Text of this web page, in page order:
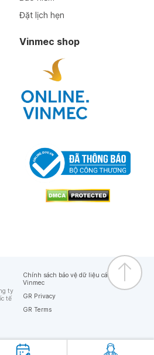
Đặt lịch hẹn
Vinmec shop
ty
tế
Chính sách bảo vệ dữ liệu cá nhân của
Vinmec
GR Privacy
GR Terms